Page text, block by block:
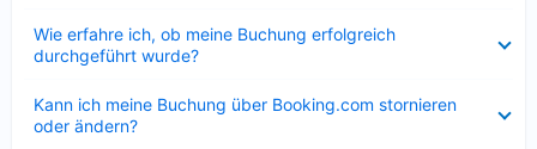
Wie erfahre ich, ob meine Buchung erfolgreich
durchgeführt wurde?
Kann ich meine Buchung über Booking.com stornieren
oder ändern?